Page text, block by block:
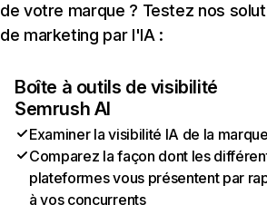
de votre marque ? Testez nos
de marketing par l'IA :
Boîte à outils de visibilité
Semrush AI
Examiner la visibilité IA de la
Comparez la façon dont les
plateformes vous présentent par
à vos concurrents